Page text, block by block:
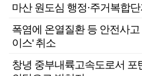
마산 원도심 행정·주거복합
폭염에 온열질환 등 안전사
이스' 취소
창녕 중부내륙고속도로서